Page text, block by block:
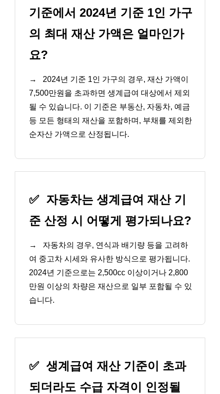
기준에서 2024년 기준 1인 가구
의 최대 재산 가액은 얼마인가
요?
→
2024년 기준 1인 가구의 경우, 재산 가액이
7,500만원을 초과하면 생계급여 대상에서 제외
될 수 있습니다. 이 기준은 부동산, 자동차, 예금
등 모든 형태의 재산을 포함하며, 부채를 제외한
순자산 가액으로 산정됩니다.
✅ 자동차는 생계급여 재산 기
준 산정 시 어떻게 평가되나요?
→
자동차의 경우, 연식과 배기량 등을 고려하
여 중고차 시세와 유사한 방식으로 평가됩니다.
2024년 기준으로는 2,500cc 이상이거나 2,800
만원 이상의 차량은 재산으로 일부 포함될 수 있
습니다.
✅ 생계급여 재산 기준이 초과
되더라도 수급 자격이 인정될